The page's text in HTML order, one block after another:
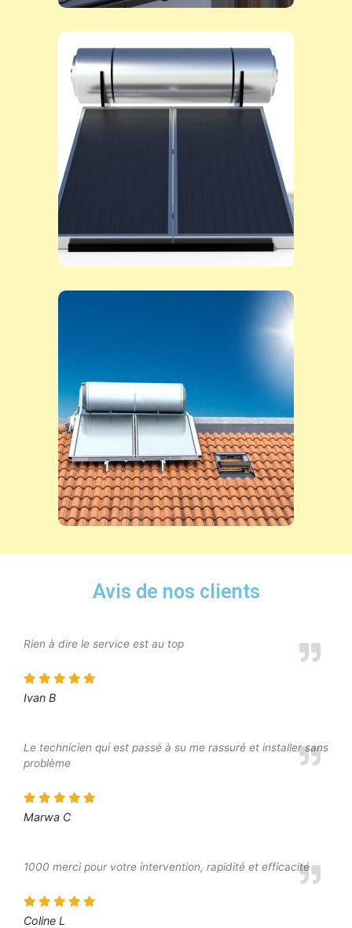
Avis de nos clients
Rien à dire le service est au top
Ivan B
Le technicien qui est passé à su me rassuré et installer sans
problème
Marwa C
1000 merci pour votre intervention, rapidité et efficacité
Coline L